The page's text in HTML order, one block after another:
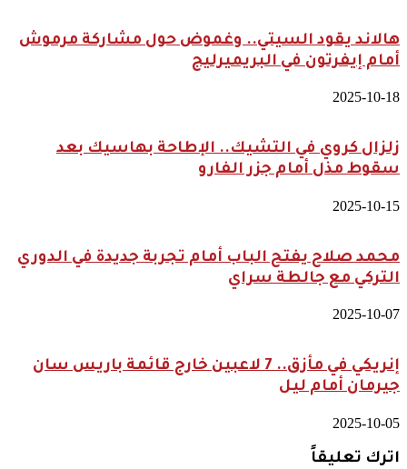
هالاند يقود السيتي.. وغموض حول مشاركة مرموش
أمام إيفرتون في البريميرليج
2025-10-18
زلزال كروي في التشيك.. الإطاحة بهاسيك بعد
سقوط مذل أمام جزر الفارو
2025-10-15
محمد صلاح يفتح الباب أمام تجربة جديدة في الدوري
التركي مع جالطة سراي
2025-10-07
إنريكي في مأزق.. 7 لاعبين خارج قائمة باريس سان
جيرمان أمام ليل
2025-10-05
اترك تعليقاً